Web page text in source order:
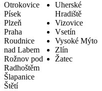
Otrokovice
Písek
Plzeň
Praha
Roudnice
nad Labem
Rožnov pod
Radhoštěm
Šlapanice
Štětí
Uherské
Hradiště
Vizovice
Vsetín
Vysoké Mýto
Zlín
Žatec